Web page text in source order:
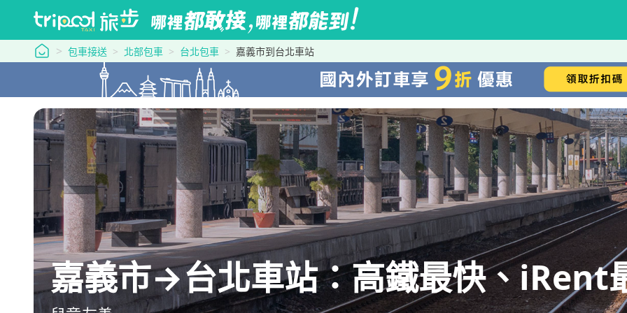
tripool 旅步
包車接送 北部包車 台北包車 嘉義市到台北車站
嘉義市→台北車站：高鐵最快、iRent